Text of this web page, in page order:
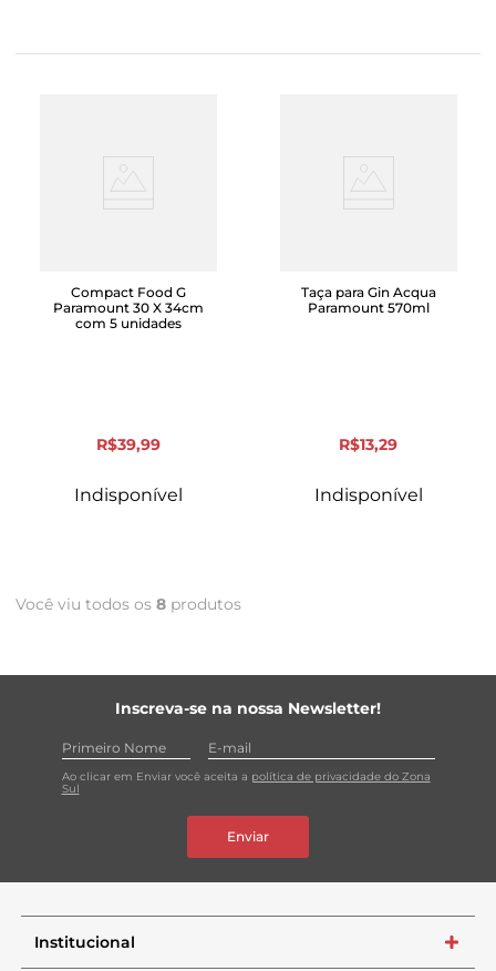
Compact Food G
Paramount 30 X 34cm
com 5 unidades
R$39,99
Indisponível
Taça para Gin Acqua
Paramount 570ml
R$13,29
Indisponível
Você viu todos os 8 produtos
Inscreva-se na nossa Newsletter!
Ao clicar em Enviar você aceita a política de privacidade do Zona
Sul
Enviar
Institucional +